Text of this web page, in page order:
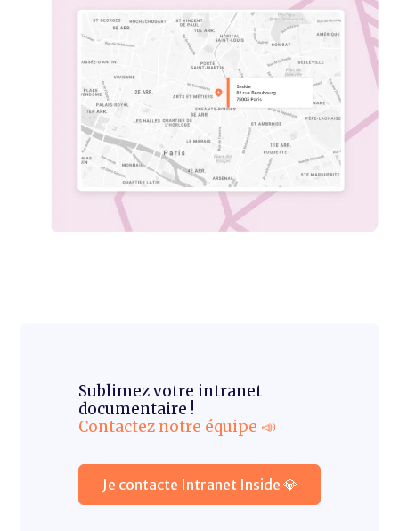
Sublimez votre intranet
documentaire !
Contactez notre équipe 📣
Je contacte Intranet Inside 💎